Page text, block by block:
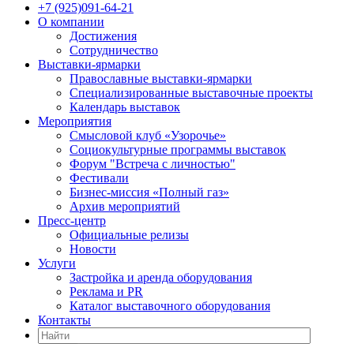
+7 (925)091-64-21
О компании
Достижения
Сотрудничество
Выставки-ярмарки
Православные выставки-ярмарки
Специализированные выставочные проекты
Календарь выставок
Мероприятия
Смысловой клуб «Узорочье»
Социокультурные программы выставок
Форум "Встреча с личностью"
Фестивали
Бизнес-миссия «Полный газ»
Архив мероприятий
Пресс-центр
Официальные релизы
Новости
Услуги
Застройка и аренда оборудования
Реклама и PR
Каталог выставочного оборудования
Контакты